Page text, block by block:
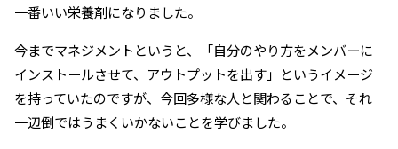
一番いい栄養剤になりました。
今までマネジメントというと、「自分のやり方をメンバーに
インストールさせて、アウトプットを出す」というイメージ
を持っていたのですが、今回多様な人と関わることで、それ
一辺倒ではうまくいかないことを学びました。